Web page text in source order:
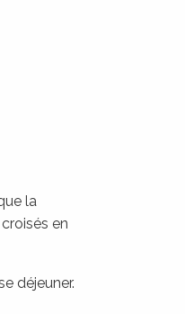
la
en
déjeuner.